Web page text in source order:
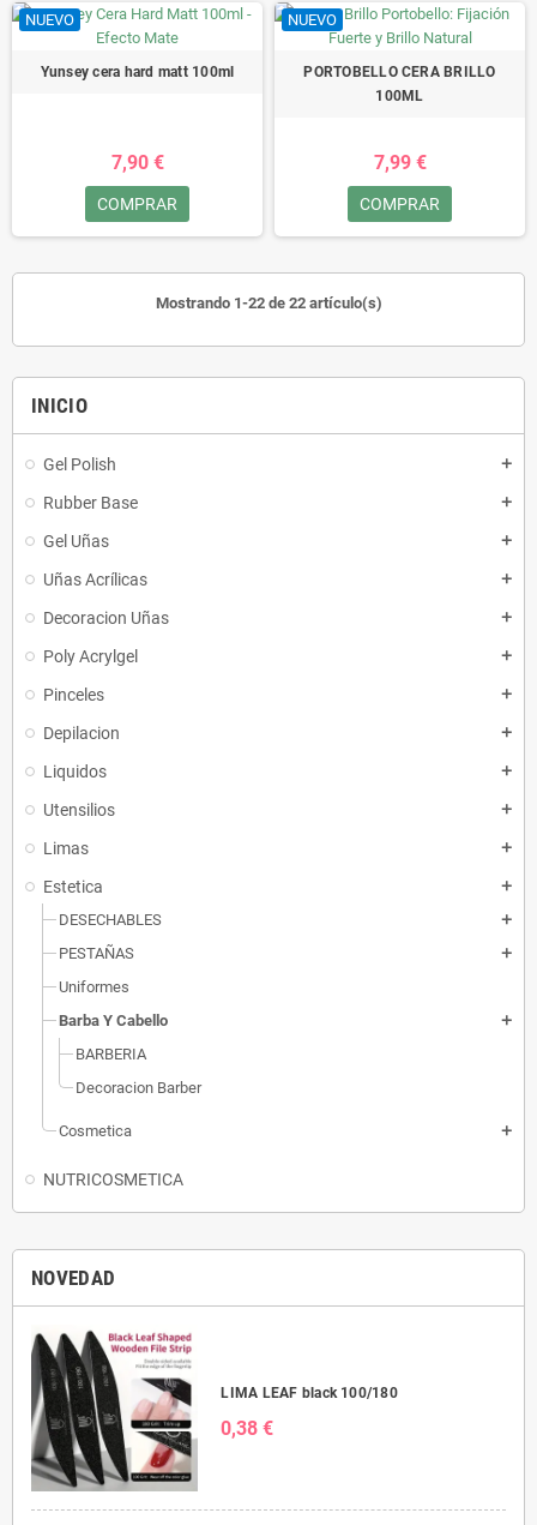
INICIO
Gel Polish add
Rubber Base add
Gel Uñas add
Uñas Acrílicas add
Decoracion Uñas add
Poly Acrylgel add
Pinceles add
Depilacion add
Liquidos add
Utensilios add
Limas add
Estetica add
DESECHABLES add
PESTAÑAS add
Uniformes
Barba Y Cabello
add
BARBERIA
Decoracion Barber
Cosmetica add
NUTRICOSMETICA
NOVEDAD
LIMA LEAF black 100/180
0,38 €
NUEVO
Yunsey cera hard matt 100ml
7,90 €
COMPRAR
NUEVO
PORTOBELLO CERA BRILLO
100ML
7,99 €
COMPRAR
Mostrando 1-22 de 22 artículo(s)